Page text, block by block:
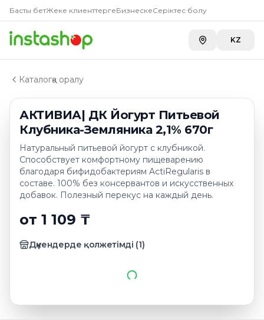
Басты бетЖеке клиенттергеБизнескеСеріктес болу
KZ
Каталогқа оралу
АКТИВИА| ДК Йогурт Питьевой
Клубника-Земляника 2,1% 670г
Натуральный питьевой йогурт с клубникой.
Способствует комфортному пищеварению
благодаря бифидобактериям ActiRegularis в
составе. 100% без консервантов и искусственных
добавок. Полезный перекус на каждый день.
от 1 109 ₸
Дүкендерде қолжетімді (1)
Главная
Каталог
Йогурты питьевые
АКТИВИА| ДК Йогурт Питьевой Клубника-Земляника
КупитьАКТИВИА| ДК Йогурт